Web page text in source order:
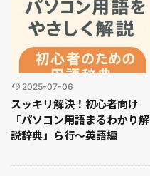
2025-07-06
スッキリ解決！初心者向け
「パソコン用語まるわかり解
説辞典」ら行〜英語編